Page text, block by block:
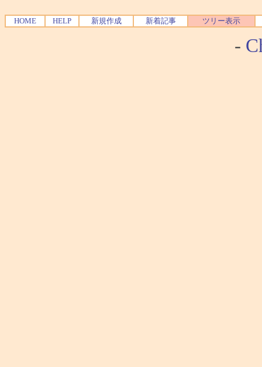
HOME HELP 新規作成 新着記事 ツリー表示
-